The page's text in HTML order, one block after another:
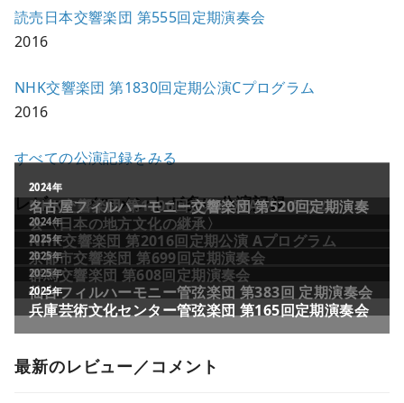
読売日本交響楽団 第555回定期演奏会
2016
NHK交響楽団 第1830回定期公演Cプログラム
2016
すべての公演記録をみる
レビュー／コメントが多い公演記録
最新のレビュー／コメント